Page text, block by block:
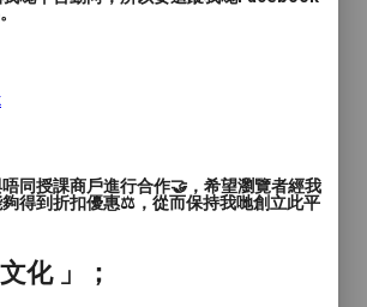
是一位資深的幼稚園老師，
經驗，她明白學童不同年齡的
在教導SEN學童更需多花心
繪本瑜伽課程』，幫助
，每堂皆以不同繪本作切
同授課商戶進行合作🤝，希望瀏覽者經我
得到折扣優惠⚖️，從而保持我哋創立此平
化 」；